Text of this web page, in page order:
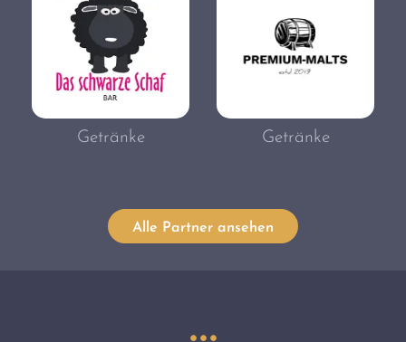
Getränke Getränke
Alle Partner ansehen